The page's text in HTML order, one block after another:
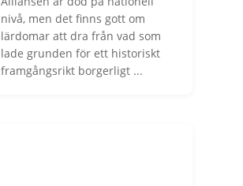
nivå, men det finns gott om
lärdomar att dra från vad som
lade grunden för ett historiskt
framgångsrikt borgerligt ...